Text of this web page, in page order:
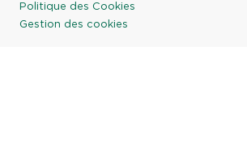
Politique des Cookies
Gestion des cookies